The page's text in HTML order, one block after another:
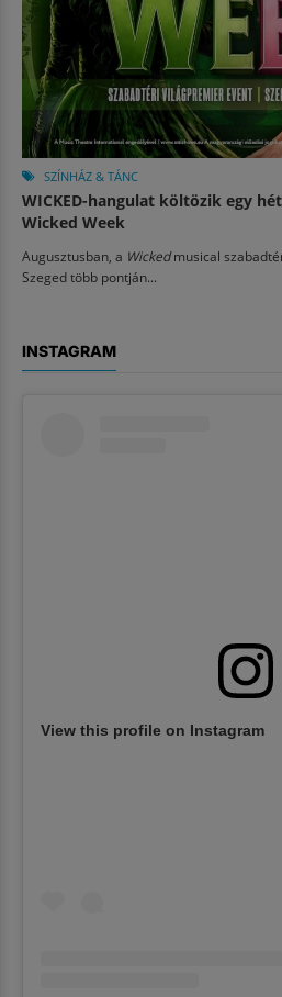
SZÍNHÁZ & TÁNC
WICKED-hangulat költözik egy
Wicked Week
Augusztusban, a Wickedmusical
Szeged több pontján...
INSTAGRAM
View this profile on Instagram